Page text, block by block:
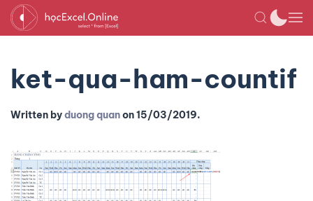
ket-qua-ham-countif
Written byduong quanon15/03/2019.